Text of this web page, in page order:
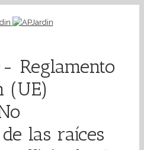
Reglamento
(UE)
las raíces